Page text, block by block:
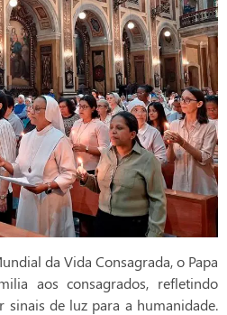
da Vida Consagrada, o Papa
aos consagrados, refletindo
sinais de luz para a humanidade.